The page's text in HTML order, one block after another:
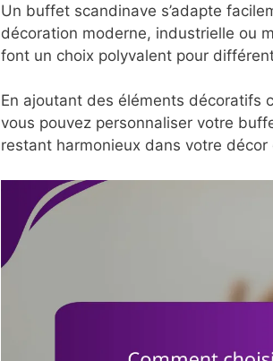
Un buffet scandinave s’adapte
décoration moderne, industrielle ou
font un choix polyvalent pour
En ajoutant des éléments décoratifs
vous pouvez personnaliser votre
restant harmonieux dans votre décor